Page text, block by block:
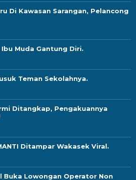
Di Kawasan Sarangan, Pelancong
Muda Gantung Diri.
Teman Sekolahnya.
Ditangkap, Pengakuannya
Ditampar Wakasek Viral.
Buka Lowongan Operator Non